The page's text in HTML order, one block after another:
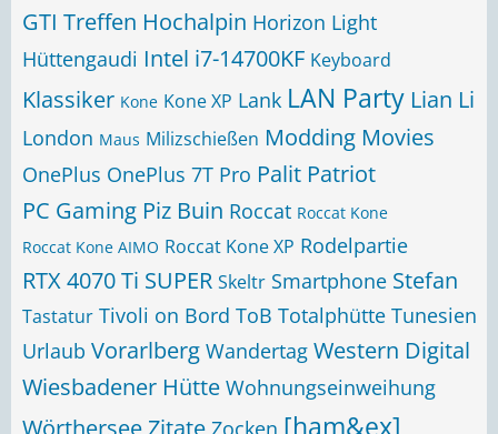
GTI Treffen Hochalpin Horizon Light
Hüttengaudi Intel i7-14700KF Keyboard
Klassiker Kone Kone XP Lank LAN Party Lian Li
London Maus Milizschießen Modding Movies
OnePlus OnePlus 7T Pro Palit Patriot
PC Gaming Piz Buin Roccat Roccat Kone
Roccat Kone AIMO Roccat Kone XP Rodelpartie
RTX 4070 Ti SUPER Skeltr Smartphone Stefan
Tastatur Tivoli on Bord ToB Totalphütte Tunesien
Urlaub Vorarlberg Wandertag Western Digital
Wiesbadener Hütte Wohnungseinweihung
Wörthersee Zitate Zocken [ham&ex]